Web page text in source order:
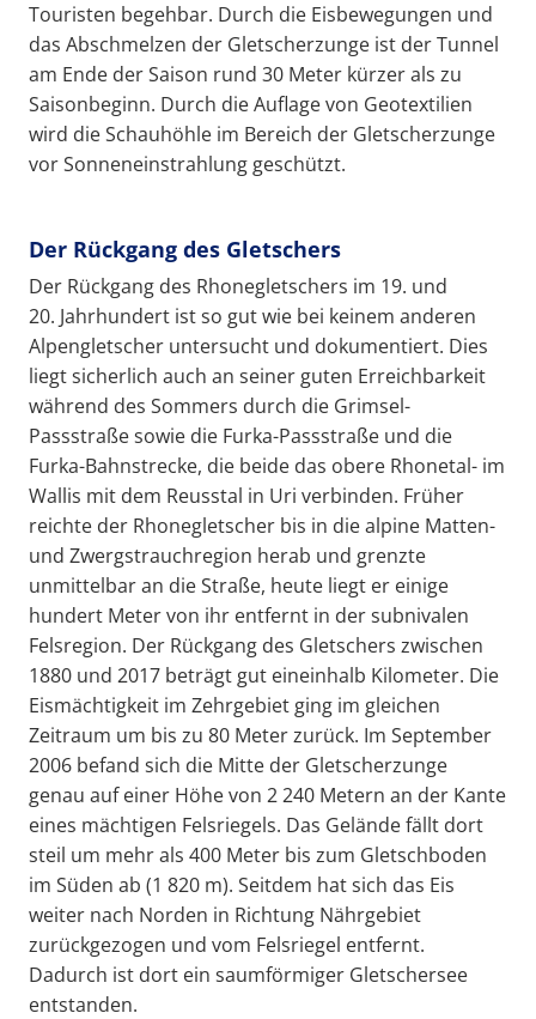
Touristen begehbar. Durch die Eisbewegungen und
das Abschmelzen der Gletscherzunge ist der Tunnel
am Ende der Saison rund 30 Meter kürzer als zu
Saisonbeginn. Durch die Auflage von Geotextilien
wird die Schauhöhle im Bereich der Gletscherzunge
vor Sonneneinstrahlung geschützt.
Der Rückgang des Gletschers
Der Rückgang des Rhonegletschers im 19. und
20. Jahrhundert ist so gut wie bei keinem anderen
Alpengletscher untersucht und dokumentiert. Dies
liegt sicherlich auch an seiner guten Erreichbarkeit
während des Sommers durch die Grimsel-
Passstraße sowie die Furka-Passstraße und die
Furka-Bahnstrecke, die beide das obere Rhonetal- im
Wallis mit dem Reusstal in Uri verbinden. Früher
reichte der Rhonegletscher bis in die alpine Matten-
und Zwergstrauchregion herab und grenzte
unmittelbar an die Straße, heute liegt er einige
hundert Meter von ihr entfernt in der subnivalen
Felsregion. Der Rückgang des Gletschers zwischen
1880 und 2017 beträgt gut eineinhalb Kilometer. Die
Eismächtigkeit im Zehrgebiet ging im gleichen
Zeitraum um bis zu 80 Meter zurück. Im September
2006 befand sich die Mitte der Gletscherzunge
genau auf einer Höhe von 2 240 Metern an der Kante
eines mächtigen Felsriegels. Das Gelände fällt dort
steil um mehr als 400 Meter bis zum Gletschboden
im Süden ab (1 820 m). Seitdem hat sich das Eis
weiter nach Norden in Richtung Nährgebiet
zurückgezogen und vom Felsriegel entfernt.
Dadurch ist dort ein saumförmiger Gletschersee
entstanden.